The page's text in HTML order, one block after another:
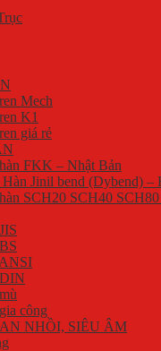
Mech
K1
giá rẻ
FKK – Nhật Bản
Jinil bend (Dybend) –
SCH20 SCH40
công
NHỒI, SIÊU ÂM